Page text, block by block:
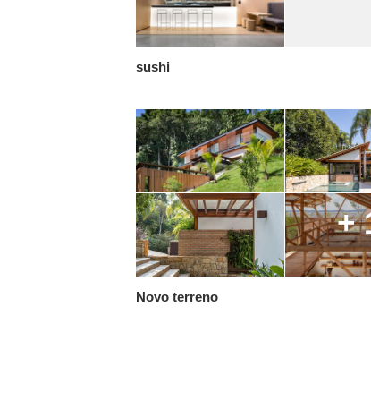
sushi
+
Novo terreno